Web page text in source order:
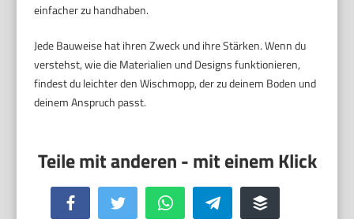
einfacher zu handhaben.
Jede Bauweise hat ihren Zweck und ihre Stärken. Wenn du
verstehst, wie die Materialien und Designs funktionieren,
findest du leichter den Wischmopp, der zu deinem Boden und
deinem Anspruch passt.
Facebook Twitter WhatsApp Telegram Buffer